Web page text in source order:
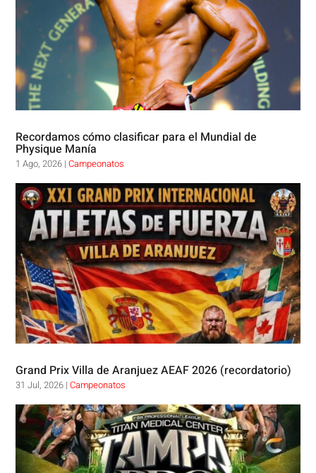
Recordamos cómo clasificar para el Mundial de
Physique Manía
1 Ago, 2026 |Campeonatos
Grand Prix Villa de Aranjuez AEAF 2026 (recordatorio)
31 Jul, 2026 |Campeonatos